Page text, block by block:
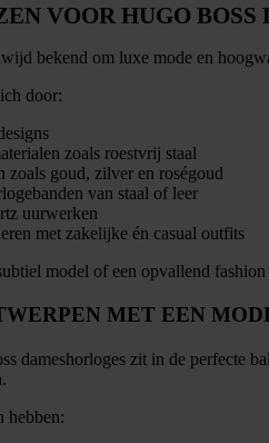
VOOR HUGO BOSS
bekend om luxe mode en
door:
zoals roestvrij staal
zoals goud, zilver en roségoud
van staal of leer
uurwerken
met zakelijke én casual outfits
model of een opvallend
MET EEN
dameshorloges zit in de perfecte
hebben: